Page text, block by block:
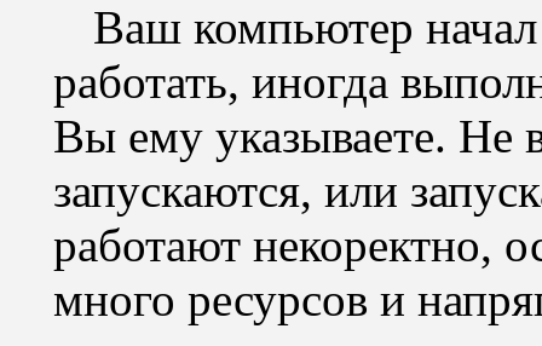
Ваш компьютер начал
работать, иногда
Вы ему указываете. Не
запускаются, или
работают некоректно,
много ресурсов и